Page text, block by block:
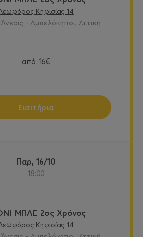
Κηφισίας 14
- Αμπελόκηποι, Αττική
από 16€
Εισιτήρια
Παρ, 16/10
18:00
ΜΠΛΕ 2ος Χρόνος
Κηφισίας 14